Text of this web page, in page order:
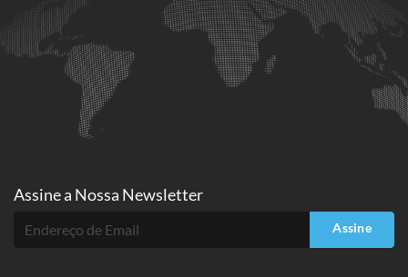
Assine a Nossa Newsletter
Assine